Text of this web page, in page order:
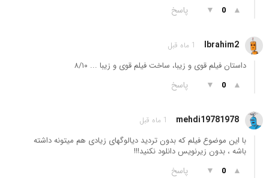
▲
0
▼ پاسخ
Ibrahim2 1 ماه قبل
داستان فیلم قوی و زیبا، ساخت فیلم قوی و زیبا ... ۸/۱۰
▲
0
▼ پاسخ
mehdi19781978 1 ماه قبل
با این موضوع فیلم که بدون تردید دیالوگهای زیادی هم میتونه داشته
باشه ، بدون زیرنویس دانلود نکنید!!!
▲
0
▼ پاسخ